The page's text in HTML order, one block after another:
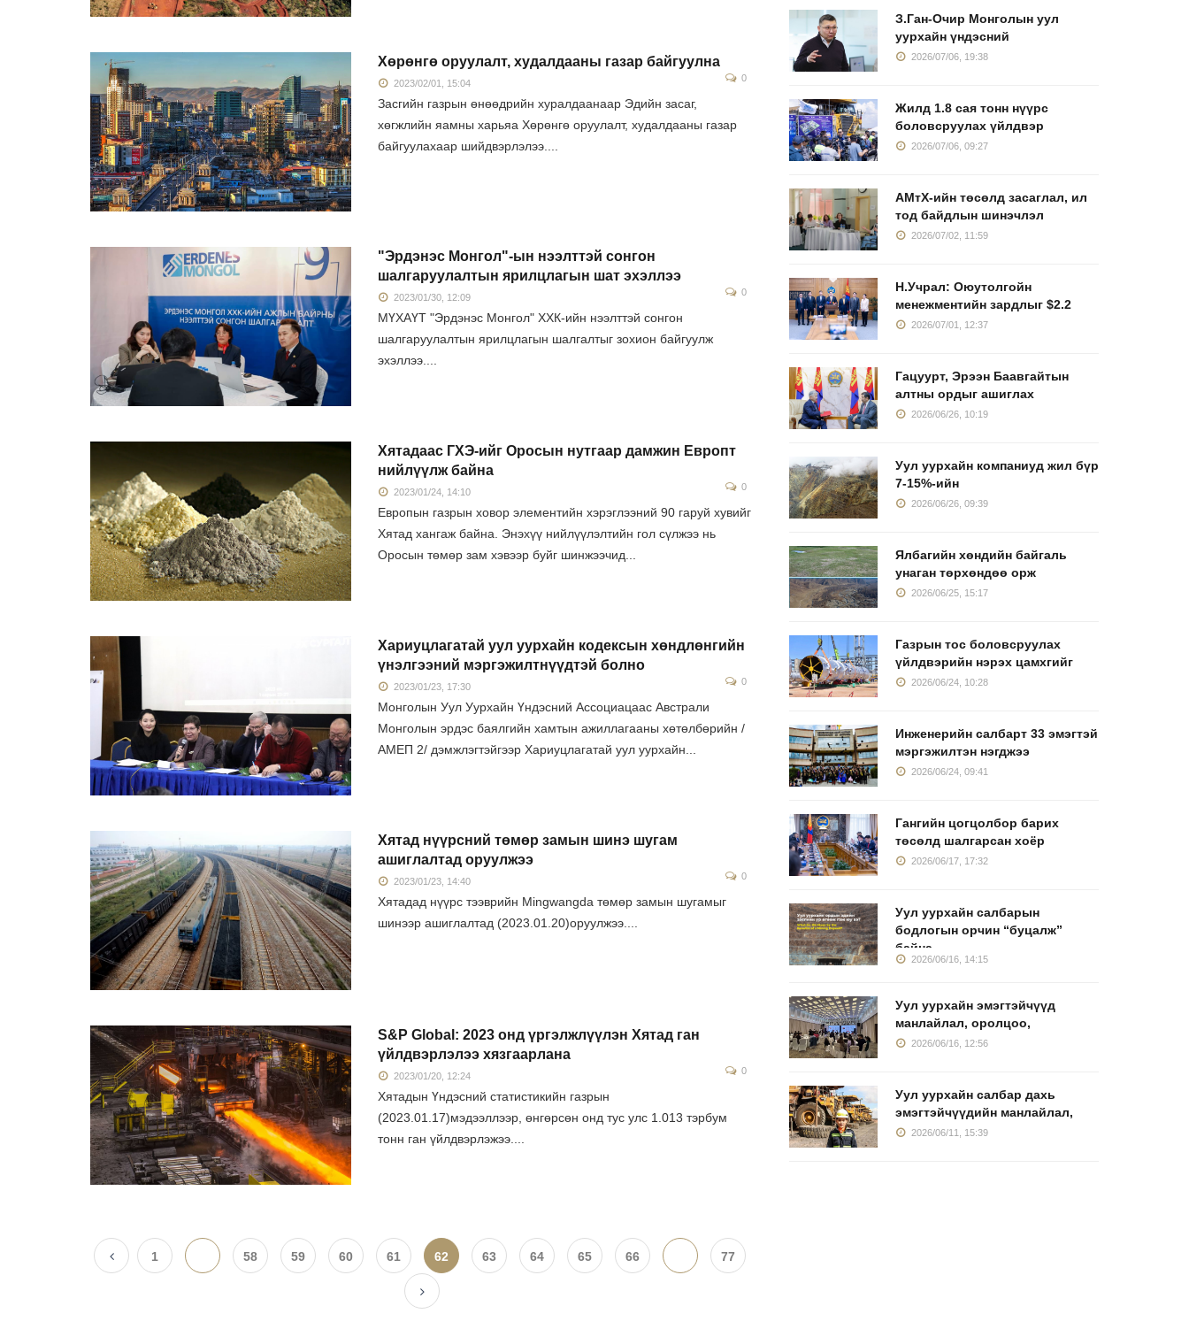
Хөрөнгө оруулалт, худалдааны газар байгуулна
2023/02/01, 15:04 0
Засгийн газрын өнөөдрийн хуралдаанаар Эдийн засаг,
хөгжлийн яамны харьяа Хөрөнгө оруулалт, худалдааны газар
байгуулахаар шийдвэрлэлээ....
"Эрдэнэс Монгол"-ын нээлттэй сонгон
шалгаруулалтын ярилцлагын шат эхэллээ
2023/01/30, 12:09 0
МҮХАҮТ "Эрдэнэс Монгол" ХХК-ийн нээлттэй сонгон
шалгаруулалтын ярилцлагын шалгалтыг зохион байгуулж
эхэллээ....
Хятадаас ГХЭ-ийг Оросын нутгаар дамжин Европт
нийлүүлж байна
2023/01/24, 14:10 0
Европын газрын ховор элементийн хэрэглээний 90 гаруй хувийг
Хятад хангаж байна. Энэхүү нийлүүлэлтийн гол сүлжээ нь
Оросын төмөр зам хэвээр буйг шинжээчид...
Хариуцлагатай уул уурхайн кодексын хөндлөнгийн
үнэлгээний мэргэжилтнүүдтэй болно
2023/01/23, 17:30 0
Монголын Уул Уурхайн Үндэсний Ассоциацаас Австрали
Монголын эрдэс баялгийн хамтын ажиллагааны хөтөлбөрийн /
АМЕП 2/ дэмжлэгтэйгээр Хариуцлагатай уул уурхайн...
Хятад нүүрсний төмөр замын шинэ шугам
ашиглалтад оруулжээ
2023/01/23, 14:40 0
Хятадад нүүрс тээврийн Mingwangda төмөр замын шугамыг
шинээр ашиглалтад (2023.01.20)оруулжээ....
S&P Global: 2023 онд үргэлжлүүлэн Хятад ган
үйлдвэрлэлээ хязгаарлана
2023/01/20, 12:24 0
Хятадын Үндэсний статистикийн газрын
(2023.01.17)мэдээллээр, өнгөрсөн онд тус улс 1.013 тэрбум
тонн ган үйлдвэрлэжээ....
1 58 59 60 61 62 63 64 65 66 77
З.Ган-Очир Монголын уул
уурхайн үндэсний
2026/07/06, 19:38
Жилд 1.8 сая тонн нүүрс
боловсруулах үйлдвэр
2026/07/06, 09:27
АМтХ-ийн төсөлд засаглал, ил
тод байдлын шинэчлэл
2026/07/02, 11:59
Н.Учрал: Оюутолгойн
менежментийн зардлыг $2.2
2026/07/01, 12:37
Гацуурт, Эрээн Баавгайтын
алтны ордыг ашиглах
2026/06/26, 10:19
Уул уурхайн компаниуд жил бүр
7-15%-ийн
2026/06/26, 09:39
Ялбагийн хөндийн байгаль
унаган төрхөндөө орж
2026/06/25, 15:17
Газрын тос боловсруулах
үйлдвэрийн нэрэх цамхгийг
2026/06/24, 10:28
Инженерийн салбарт 33 эмэгтэй
мэргэжилтэн нэгджээ
2026/06/24, 09:41
Гангийн цогцолбор барих
төсөлд шалгарсан хоёр
2026/06/17, 17:32
Уул уурхайн салбарын
бодлогын орчин “буцалж”
байна
2026/06/16, 14:15
Уул уурхайн эмэгтэйчүүд
манлайлал, оролцоо,
2026/06/16, 12:56
Уул уурхайн салбар дахь
эмэгтэйчүүдийн манлайлал,
2026/06/11, 15:39